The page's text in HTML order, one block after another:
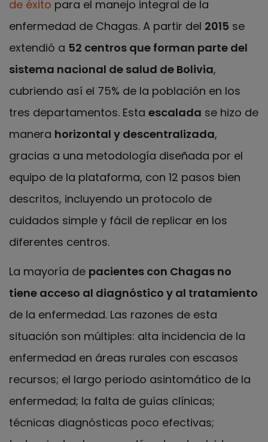
de éxito para el manejo integral de la
enfermedad de Chagas. A partir del 2015 se
extendió a 52 centros que forman parte del
sistema nacional de salud de Bolivia,
cubriendo así el 75% de la población en los
tres departamentos. Esta escalada se hizo de
manera horizontal y descentralizada,
gracias a una metodología diseñada por el
equipo de la plataforma, con 12 pasos bien
descritos, incluyendo un protocolo de
cuidados simple y fácil de replicar en los
diferentes centros.
La mayoría de pacientes con Chagas no
tiene acceso al diagnóstico y al tratamiento
de la enfermedad. Las razones de esta
situación son múltiples: alta incidencia de la
enfermedad en áreas rurales con escasos
recursos; el largo periodo asintomático de la
enfermedad; la falta de guías clínicas;
técnicas diagnósticas poco efectivas;